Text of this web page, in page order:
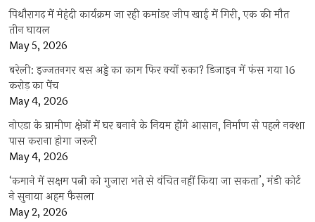
पिथौरागढ़ में मेहंदी कार्यक्रम जा रही कमांडर जीप खाई में गिरी, एक की मौत
तीन घायल
May 5, 2026
बरेली: इज्जतनगर बस अड्डे का काम फिर क्यों रुका? डिजाइन में फंस गया 16
करोड़ का पेंच
May 4, 2026
नोएडा के ग्रामीण क्षेत्रों में घर बनाने के नियम होंगे आसान, निर्माण से पहले नक्शा
पास कराना होगा जरूरी
May 4, 2026
‘कमाने में सक्षम पत्नी को गुजारा भत्ते से वंचित नहीं किया जा सकता’, मंडी कोर्ट
ने सुनाया अहम फैसला
May 2, 2026